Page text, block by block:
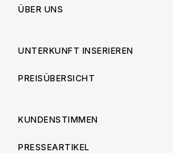
ÜBER UNS
UNTERKUNFT INSERIEREN
PREISÜBERSICHT
KUNDENSTIMMEN
PRESSEARTIKEL